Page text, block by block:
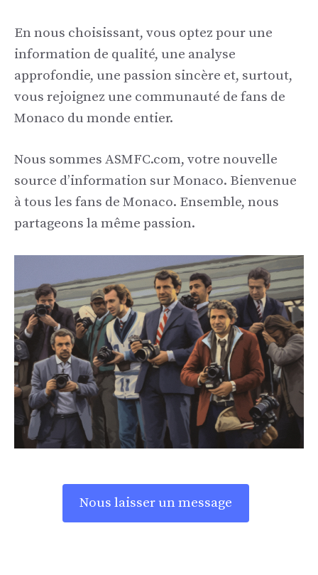
En nous choisissant, vous optez pour une
information de qualité, une analyse
approfondie, une passion sincère et, surtout,
vous rejoignez une communauté de fans de
Monaco du monde entier.
Nous sommes ASMFC.com, votre nouvelle
source d’information sur Monaco. Bienvenue
à tous les fans de Monaco. Ensemble, nous
partageons la même passion.
Nous laisser un message